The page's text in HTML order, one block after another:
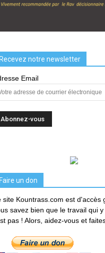
Recevez notre newsletter
Email
Faire un don
site Kountrass.com est d'accès
savez bien que le travail qui
pas ! Alors, aidez-vous et